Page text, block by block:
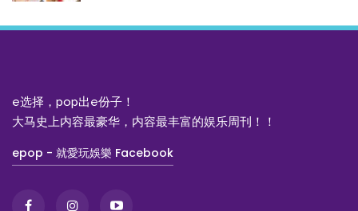
e选择，pop出e份子！
大马史上内容最豪华，内容最丰富的娱乐周刊！！
epop - 就愛玩娛樂 Facebook